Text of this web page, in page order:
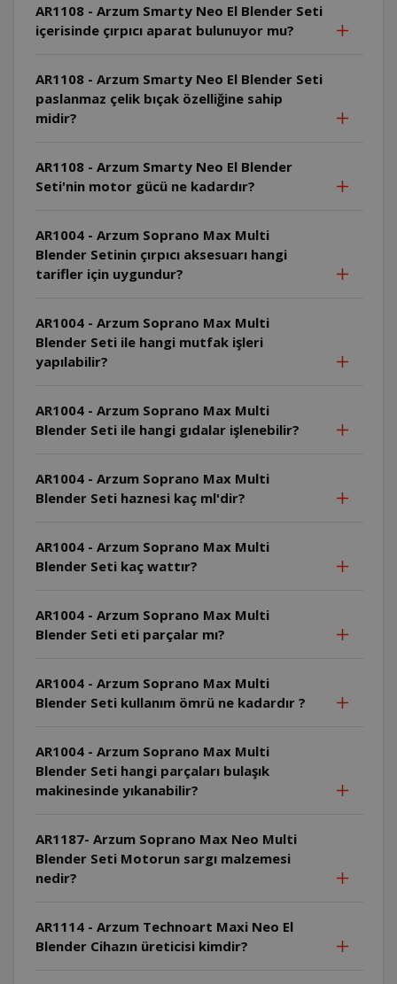
AR1108 - Arzum Smarty Neo El Blender Seti
içerisinde çırpıcı aparat bulunuyor mu?
AR1108 - Arzum Smarty Neo El Blender Seti
paslanmaz çelik bıçak özelliğine sahip
midir?
AR1108 - Arzum Smarty Neo El Blender
Seti'nin motor gücü ne kadardır?
AR1004 - Arzum Soprano Max Multi
Blender Setinin çırpıcı aksesuarı hangi
tarifler için uygundur?
AR1004 - Arzum Soprano Max Multi
Blender Seti ile hangi mutfak işleri
yapılabilir?
AR1004 - Arzum Soprano Max Multi
Blender Seti ile hangi gıdalar işlenebilir?
AR1004 - Arzum Soprano Max Multi
Blender Seti haznesi kaç ml'dir?
AR1004 - Arzum Soprano Max Multi
Blender Seti kaç wattır?
AR1004 - Arzum Soprano Max Multi
Blender Seti eti parçalar mı?
AR1004 - Arzum Soprano Max Multi
Blender Seti kullanım ömrü ne kadardır ?
AR1004 - Arzum Soprano Max Multi
Blender Seti hangi parçaları bulaşık
makinesinde yıkanabilir?
AR1187- Arzum Soprano Max Neo Multi
Blender Seti Motorun sargı malzemesi
nedir?
AR1114 - Arzum Technoart Maxi Neo El
Blender Cihazın üreticisi kimdir?